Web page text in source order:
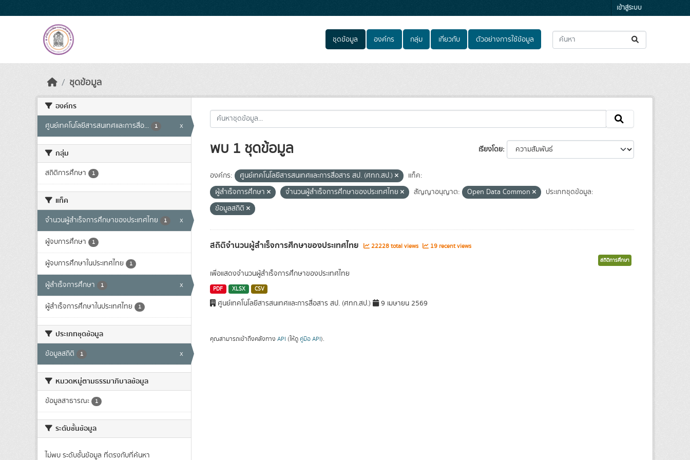
เข้าสู่ระบบ
ชุดข้อมูล องค์กร กลุ่ม เกี่ยวกับ ตัวอย่างการใช้ข้อมูล
ชุดข้อมูล
องค์กร
ศูนย์เทคโนโลยีสารสนเทศและการสื่อ... 1 x
กลุ่ม
สถิติการศึกษา 1
แท็ค
จำนวนผู้สำเร็จการศึกษาของประเทศไทย 1 x
ผู้จบการศึกษา 1
ผู้จบการศึกษาในประเทศไทย 1
ผู้สำเร็จการศึกษา 1 x
ผู้สำเร็จการศึกษาในประเทศไทย 1
ประเภทชุดข้อมูล
ข้อมูลสถิติ 1 x
หมวดหมู่ตามธรรมาภิบาลข้อมูล
ข้อมูลสาธารณะ 1
ระดับชั้นข้อมูล
ไม่พบ ระดับชั้นข้อมูล ที่ตรงกับที่ค้นหา
เรียงโดย
พบ 1 ชุดข้อมูล
องค์กร: ศูนย์เทคโนโลยีสารสนเทศและการสื่อสาร สป. (ศทก.สป.)
แท็ค:
ผู้สำเร็จการศึกษา
จำนวนผู้สำเร็จการศึกษาของประเทศไทย สัญญาอนุญาต: Open Data Common
ประเภทชุดข้อมูล:
ข้อมูลสถิติ
สถิติจำนวนผู้สำเร็จการศึกษาของประเทศไทย 22228 total views 19 recent views
สถิติการศึกษา
เพื่อแสดงจำนวนผู้สำเร็จการศึกษาของประเทศไทย
PDF XLSX CSV
ศูนย์เทคโนโลยีสารสนเทศและการสื่อสาร สป. (ศทก.สป.) 9 เมษายน 2569
คุณสามารถเข้าถึงคลังทาง API (ให้ดู คู่มือ API).